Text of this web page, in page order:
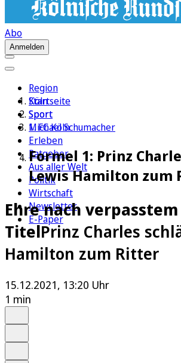
Abo
Anmelden
Region
Köln
Sport
1. FC Köln
Erleben
Ratgeber
Aus aller Welt
Politik
Wirtschaft
Newsletter
E-Paper
Startseite
Sport
Michael Schumacher
Formel 1: Prinz
Lewis Hamilton zum
Ehre nach
TitelPrinz Charles
Hamilton zum Ritter
15.12.2021, 13:20 Uhr
1 min